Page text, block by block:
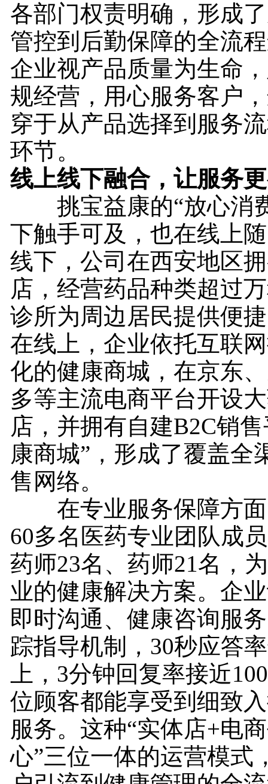
各部门权责明确，形成
管控到后勤保障的全流
企业视产品质量为生命
规经营，用心服务客户
穿于从产品选择到服务
环节。
线上线下融合，让服务
挑宝益康的“放心消
下触手可及，也在线上
线下，公司在西安地区
店，经营药品种类超过
诊所为周边居民提供便
在线上，企业依托互联
化的健康商城，在京东
多等主流电商平台开设
店，并拥有自建B2C销
康商城”，形成了覆盖全
售网络。
在专业服务保障方面
60多名医药专业团队成
药师23名、药师21名，
业的健康解决方案。企
即时沟通、健康咨询服
踪指导机制，30秒应答
上，3分钟回复率接近
位顾客都能享受到细致
服务。这种“实体店+电
心”三位一体的运营模式